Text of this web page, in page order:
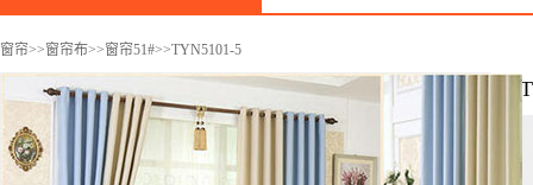
窗帘>>窗帘布>>窗帘51#>>TYN5101-5